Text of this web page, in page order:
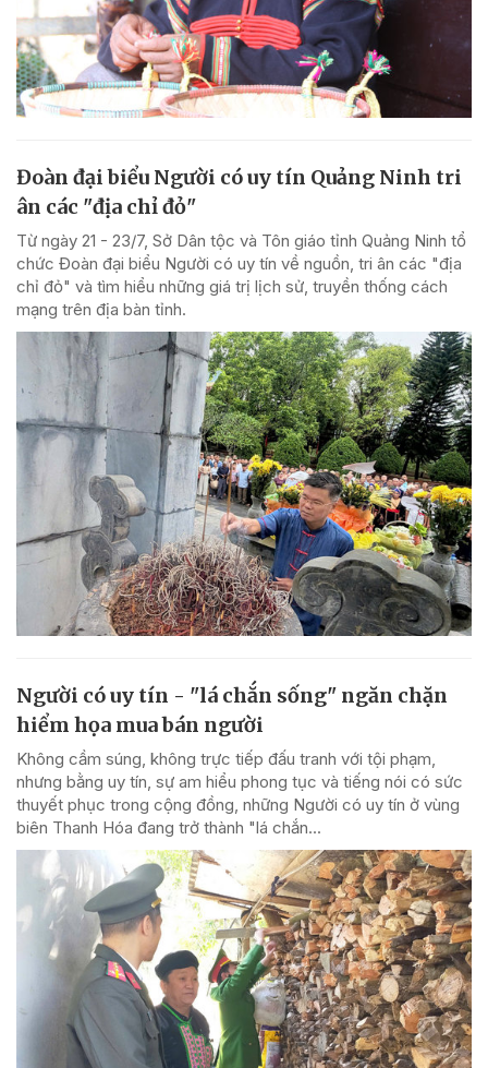
Đoàn đại biểu Người có uy tín Quảng Ninh tri
ân các "địa chỉ đỏ"
Từ ngày 21 - 23/7, Sở Dân tộc và Tôn giáo tỉnh Quảng Ninh tổ
chức Đoàn đại biểu Người có uy tín về nguồn, tri ân các "địa
chỉ đỏ" và tìm hiểu những giá trị lịch sử, truyền thống cách
mạng trên địa bàn tỉnh.
Người có uy tín - "lá chắn sống" ngăn chặn
hiểm họa mua bán người
Không cầm súng, không trực tiếp đấu tranh với tội phạm,
nhưng bằng uy tín, sự am hiểu phong tục và tiếng nói có sức
thuyết phục trong cộng đồng, những Người có uy tín ở vùng
biên Thanh Hóa đang trở thành "lá chắn...